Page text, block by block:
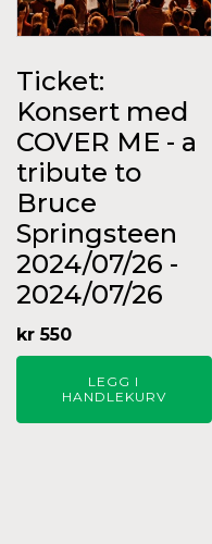
Ticket:
Konsert med
COVER ME - a
tribute to
Bruce
Springsteen
2024/07/26 -
2024/07/26
kr 550
LEGG I
HANDLEKURV